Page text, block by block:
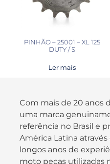
PINHÃO – 25001 – XL 125
DUTY / S
Ler mais
Com mais de 20 anos
uma marca
referência no Brasil e
América Latina
longos anos de
moto peças utilizadas